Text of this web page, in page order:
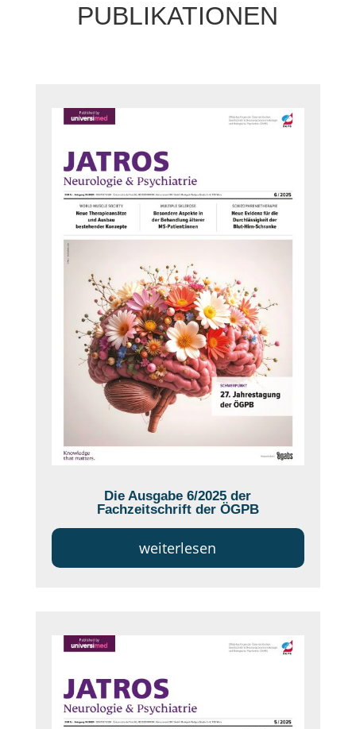
PUBLIKATIONEN
Die Ausgabe 6/2025 der
Fachzeitschrift der ÖGPB
weiterlesen